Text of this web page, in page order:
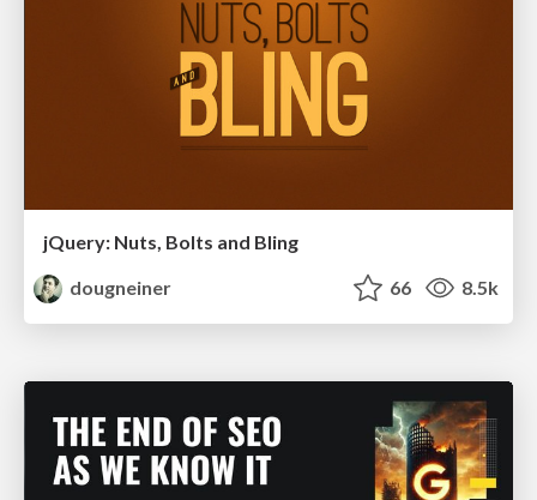
jQuery: Nuts, Bolts and Bling
dougneiner
66 8.5k